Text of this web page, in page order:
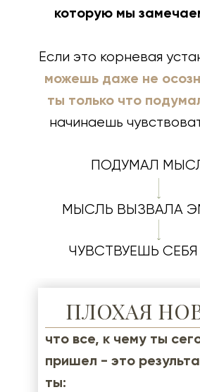
которую мы
Если это корневая
можешь даже не
ты только что
начинаешь
ПОДУМАЛ
МЫСЛЬ ВЫЗВАЛА
ЧУВСТВУЕШЬ
ПЛОХАЯ
что все, к чему ты
пришел - это
ты: